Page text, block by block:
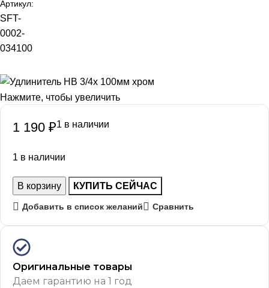
Артикул:
SFT-
0002-
034100
Нажмите, чтобы увеличить
1 190 ₽1 в наличии
1 в наличии
В корзину КУПИТЬ СЕЙЧАС
Добавить в список желаний Сравнить
Оригинальные товары
Даем гарантию на 1 год